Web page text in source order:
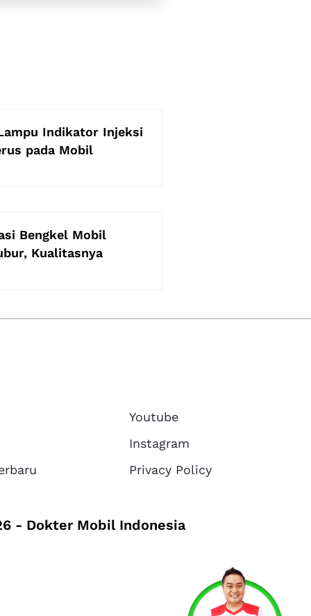
Indikator Injeksi
pada Mobil
Bengkel Mobil
Kualitasnya
Youtube
Instagram
Privacy Policy
- Dokter Mobil Indonesia